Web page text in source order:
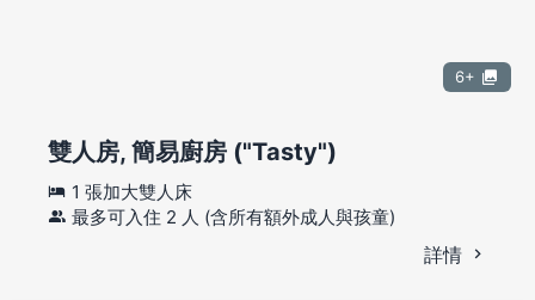
6+
雙人房, 簡易廚房 ("Tasty")
1 張加大雙人床
最多可入住 2 人 (含所有額外成人與孩童)
詳情